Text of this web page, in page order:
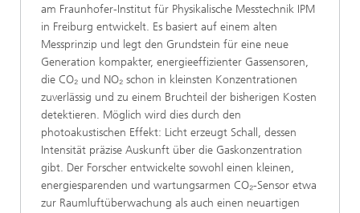
am Fraunhofer-Institut für Physikalische Messtechnik IPM
in Freiburg entwickelt. Es basiert auf einem alten
Messprinzip und legt den Grundstein für eine neue
Generation kompakter, energieeffizienter Gassensoren,
die CO₂ und NO₂ schon in kleinsten Konzentrationen
zuverlässig und zu einem Bruchteil der bisherigen Kosten
detektieren. Möglich wird dies durch den
photoakustischen Effekt: Licht erzeugt Schall, dessen
Intensität präzise Auskunft über die Gaskonzentration
gibt. Der Forscher entwickelte sowohl einen kleinen,
energiesparenden und wartungsarmen CO₂-Sensor etwa
zur Raumluftüberwachung als auch einen neuartigen